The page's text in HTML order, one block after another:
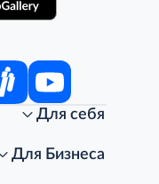
Для себя
Для Бизнеса